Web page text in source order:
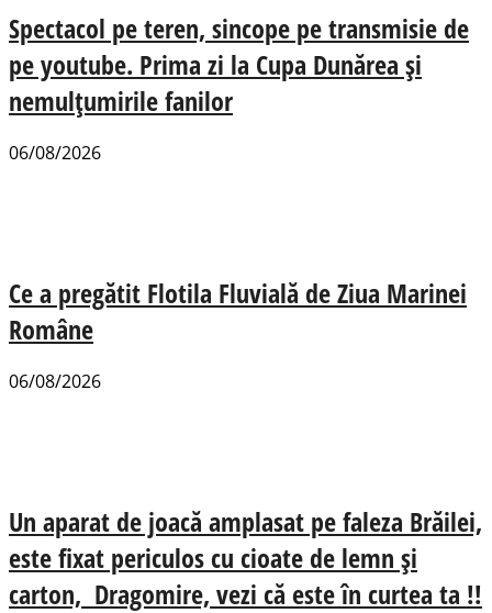
Spectacol pe teren, sincope pe transmisie de
pe youtube. Prima zi la Cupa Dunărea și
nemulțumirile fanilor
06/08/2026
Ce a pregătit Flotila Fluvială de Ziua Marinei
Române
06/08/2026
Un aparat de joacă amplasat pe faleza Brăilei,
este fixat periculos cu cioate de lemn și
carton, Dragomire, vezi că este în curtea ta !!